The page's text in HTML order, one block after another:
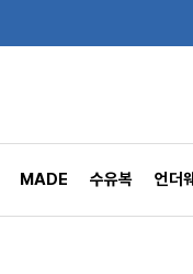
MADE 수유복 언더